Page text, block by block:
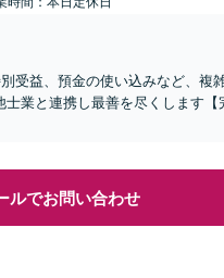
受益、預金の使い込みなど、複
業と連携し最善を尽くします【
ルでお問い合わせ